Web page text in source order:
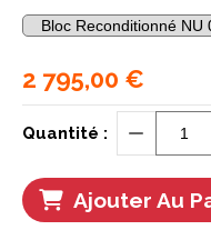
2 795,00 €
Quantité :
Ajouter Au